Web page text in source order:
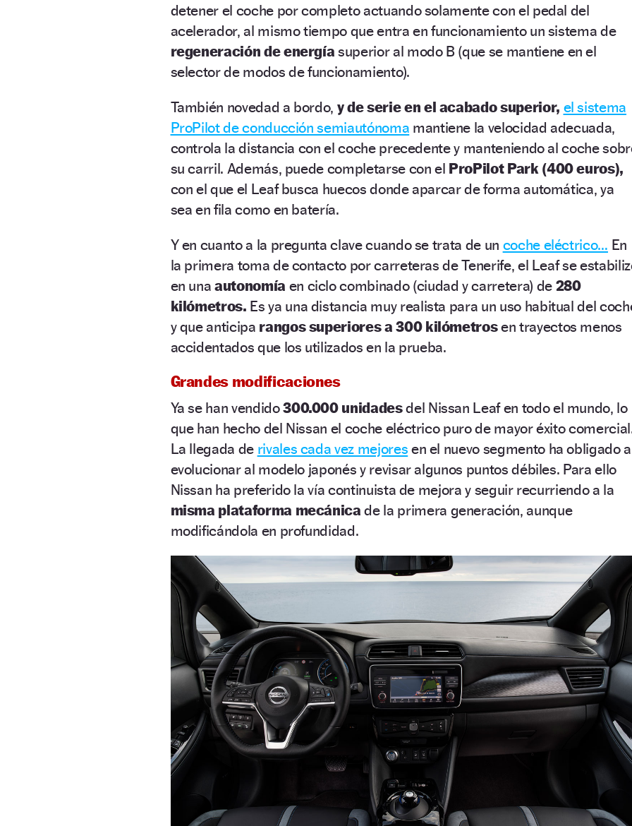
detener el coche por completo actuando solamente con el pedal del
acelerador, al mismo tiempo que entra en funcionamiento un sistema de
regeneración de energía superior al modo B (que se mantiene en el
selector de modos de funcionamiento).
También novedad a bordo, y de serie en el acabado superior, el sistema
ProPilot de conducción semiautónoma mantiene la velocidad adecuada,
controla la distancia con el coche precedente y manteniendo al coche
su carril. Además, puede completarse con el ProPilot Park (400 euros),
con el que el Leaf busca huecos donde aparcar de forma automática, ya
sea en fila como en batería.
Y en cuanto a la pregunta clave cuando se trata de un coche eléctrico… En
la primera toma de contacto por carreteras de Tenerife, el Leaf se
en unaautonomía en ciclo combinado (ciudad y carretera) de 280
kilómetros. Es ya una distancia muy realista para un uso habitual del
y que anticipa rangos superiores a 300 kilómetrosen trayectos menos
accidentados que los utilizados en la prueba.
Grandes modificaciones
Ya se han vendido300.000 unidadesdel Nissan Leaf en todo el mundo, lo
que han hecho del Nissan el coche eléctrico puro de mayor éxito
La llegada de rivales cada vez mejores en el nuevo segmento ha obligado a
evolucionar al modelo japonés y revisar algunos puntos débiles. Para ello
Nissan ha preferido la vía continuista de mejora y seguir recurriendo a la
misma plataforma mecánica de la primera generación, aunque
modificándola en profundidad.